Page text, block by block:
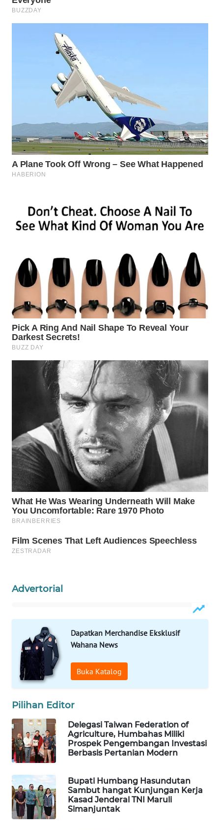
Advertorial
Dapatkan Merchandise Eksklusif
Wahana News
Buka Katalog
Pilihan Editor
Delegasi Taiwan Federation of
Agriculture, Humbahas Miliki
Prospek Pengembangan Investasi
Berbasis Pertanian Modern
Bupati Humbang Hasundutan
Sambut hangat Kunjungan Kerja
Kasad Jenderal TNI Maruli
Simanjuntak
SURABAYA
WN
LIKUPANG
WN
WN
BORNEO
Group
WAHANA
NEWS
WAHANA
TANI
WAHANA
ADVOKAT
WAHANA
INFRASTRUKTUR
WAHANA
KONSUMEN
WAHANA
LISTRIK
WAHANA
TRAVEL
WAHANA
WAHANANEWS
ID
WAHANANEWS
CO ID
WAHANANEWS
NET
SPORT
WAHANA
UMKM
WAHANA
SELEB
WAHANA
PERSONA